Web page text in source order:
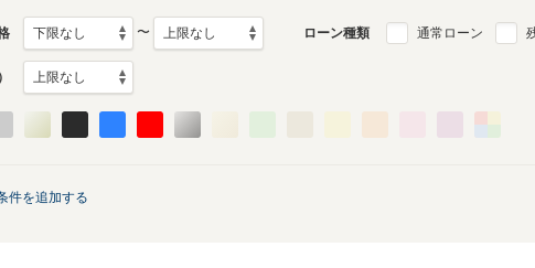
〜 ローン種類 通常ローン
件を追加する